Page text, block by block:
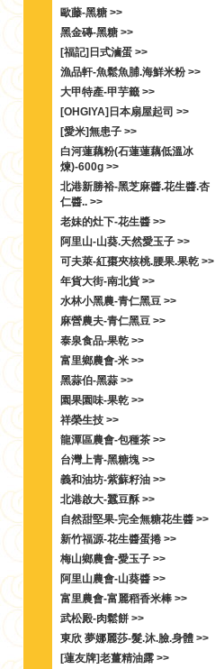
歐藤-黑糖 >>
黑金磚-黑糖 >>
[福記]日式滷蛋 >>
漁品軒-魚鬆魚脯.海鮮米粉 >>
大甲特產-甲芋籤 >>
[OHGIYA]日本扇屋起司 >>
[愛米]無患子 >>
白河蓮藕粉(石蓮蓮藕低溫冰
煉)-600g >>
北港新勝裕-黑芝麻醬.花生醬.杏
仁醬.. >>
老妹的灶下-花生醬 >>
阿里山-山葵.天然愛玉子 >>
可夫萊-紅棗夾核桃.腰果.果乾 >>
年貨大街-南北貨 >>
水林小黑農-青仁黑豆 >>
麻營農夫-青仁黑豆 >>
泰泉食品-果乾 >>
富里鄉農會-米 >>
黑蒜伯-黑蒜 >>
園果園味-果乾 >>
祥榮生技 >>
龍潭區農會-包種茶 >>
台灣上青-黑糖塊 >>
義和油坊-紫蘇籽油 >>
北港啟大-蠶豆酥 >>
自然甜堅果-完全無糖花生醬 >>
新竹福源-花生醬蛋捲 >>
梅山鄉農會-愛玉子 >>
阿里山農會-山葵醬 >>
富里農會-富麗稻香米棒 >>
武松殿-肉鬆餅 >>
東欣 夢娜麗莎-髮.沐.臉.身體 >>
[蓮友牌]老薑精油露 >>